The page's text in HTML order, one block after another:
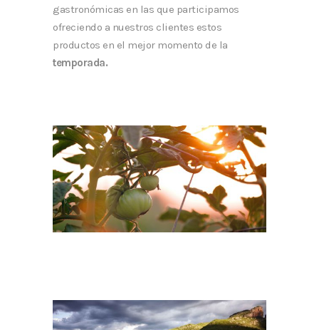
gastronómicas en las que participamos
ofreciendo a nuestros clientes estos
productos en el mejor momento de la
temporada.